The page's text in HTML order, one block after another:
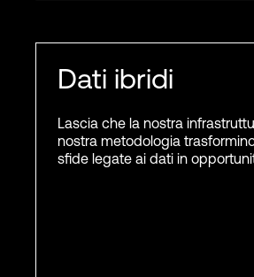
Dati ibridi
Lascia che la nostra
nostra metodologia
sfide legate ai dati in